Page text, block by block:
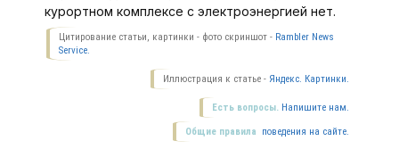
курортном комплексе с электроэнергией нет.
Цитирование статьи, картинки - фото скриншот - Rambler News
Service.
Иллюстрация к статье - Яндекс. Картинки.
Есть вопросы. Напишите нам.
Общие правила поведения на сайте.